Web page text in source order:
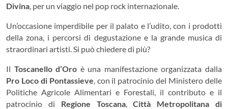
Divina, per un viaggio nel pop rock internazionale.
Un’occasione imperdibile per il palato e l’udito, con i prodotti
della zona, i percorsi di degustazione e la grande musica di
straordinari artisti. Si può chiedere di più?
Il Toscanello d’Oro è una manifestazione organizzata dalla
Pro Loco di Pontassieve, con il patrocinio del Ministero delle
Politiche Agricole Alimentari e Forestali, il contributo e il
patrocinio di Regione Toscana,Città Metropolitana di